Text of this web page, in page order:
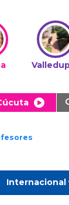
Internacional